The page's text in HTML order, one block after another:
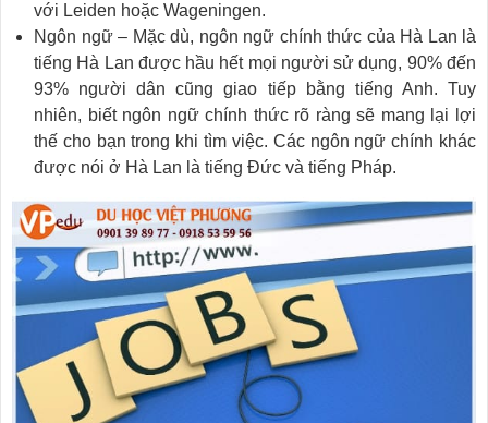
với Leiden hoặc Wageningen.
Ngôn ngữ – Mặc dù, ngôn ngữ chính thức của Hà Lan là
tiếng Hà Lan được hầu hết mọi người sử dụng, 90% đến
93% người dân cũng giao tiếp bằng tiếng Anh. Tuy
nhiên, biết ngôn ngữ chính thức rõ ràng sẽ mang lại lợi
thế cho bạn trong khi tìm việc. Các ngôn ngữ chính khác
được nói ở Hà Lan là tiếng Đức và tiếng Pháp.